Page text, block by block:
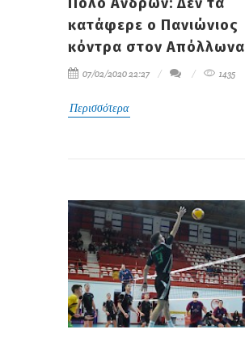
κατάφερε ο Πανιώνιος
κόντρα στον Απόλλωνα
07/02/2020 22:27 1435
Περισσότερα